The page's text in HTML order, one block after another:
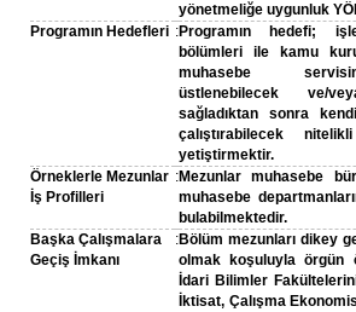
yönetmeliğe uygunluk
Programın Hedefleri :Programın hedefi;
bölümleri ile kamu
muhasebe
üstlenebilecek ve/
sağladıktan sonra
çalıştırabilecek
yetiştirmektir.
Örneklerle Mezunlar
İş Profilleri
:Mezunlar muhasebe
muhasebe
bulabilmektedir.
Başka Çalışmalara
Geçiş İmkanı
:Bölüm mezunları dikey
olmak koşuluyla örgün
İdari Bilimler
İktisat, Çalışma